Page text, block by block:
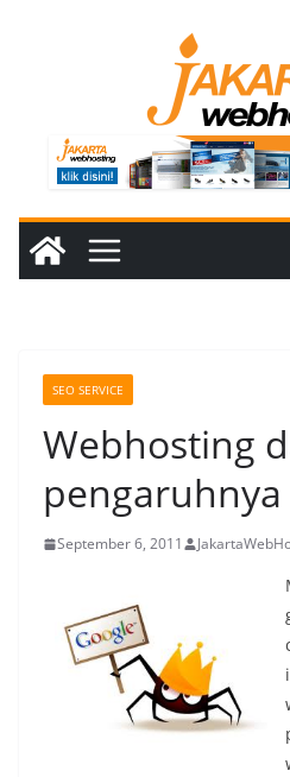
SEO SERVICE
Webhosting
pengaruhnya
September 6, 2011